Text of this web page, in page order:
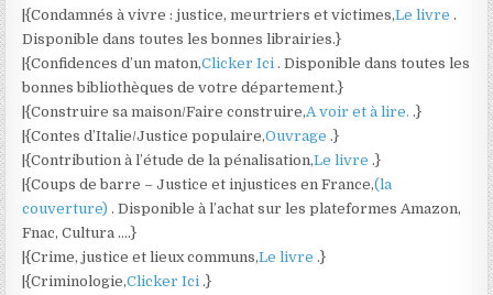
|{Condamnés à vivre : justice, meurtriers et victimes,Le livre .
Disponible dans toutes les bonnes librairies.}
|{Confidences d’un maton,Clicker Ici . Disponible dans toutes les
bonnes bibliothèques de votre département.}
|{Construire sa maison/Faire construire,A voir et à lire. .}
|{Contes d’Italie/Justice populaire,Ouvrage .}
|{Contribution à l’étude de la pénalisation,Le livre .}
|{Coups de barre – Justice et injustices en France,(la
couverture) . Disponible à l’achat sur les plateformes Amazon,
Fnac, Cultura ….}
|{Crime, justice et lieux communs,Le livre .}
|{Criminologie,Clicker Ici .}